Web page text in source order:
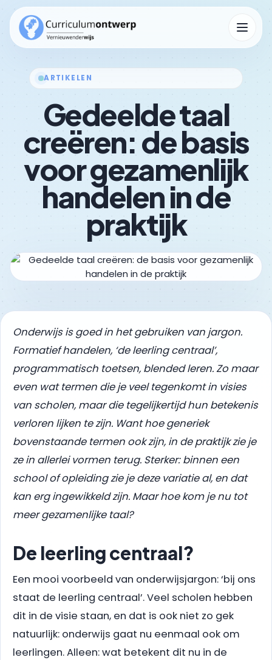
Menu
Kennisbank Submenu Kennisbank openen
ARTIKELEN
Gedeelde taal
creëren: de basis
voor gezamenlijk
handelen in de
praktijk
Onderwijs is goed in het gebruiken van jargon.
Formatief handelen, ‘de leerling centraal’,
programmatisch toetsen, blended leren. Zo maar
even wat termen die je veel tegenkomt in visies
van scholen, maar die tegelijkertijd hun betekenis
verloren lijken te zijn. Want hoe generiek
bovenstaande termen ook zijn, in de praktijk zie je
ze in allerlei vormen terug. Sterker: binnen een
school of opleiding zie je deze variatie al, en dat
kan erg ingewikkeld zijn. Maar hoe kom je nu tot
meer gezamenlijke taal?
De leerling centraal?
Een mooi voorbeeld van onderwijsjargon: ‘bij ons
staat de leerling centraal’. Veel scholen hebben
dit in de visie staan, en dat is ook niet zo gek
natuurlijk: onderwijs gaat nu eenmaal ook om
leerlingen. Alleen: wat betekent dit nu in de